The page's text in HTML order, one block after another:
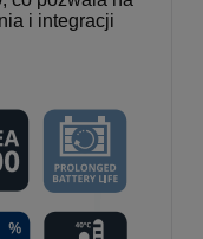
i integracji